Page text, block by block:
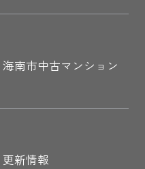
海南市中古マンション
更新情報